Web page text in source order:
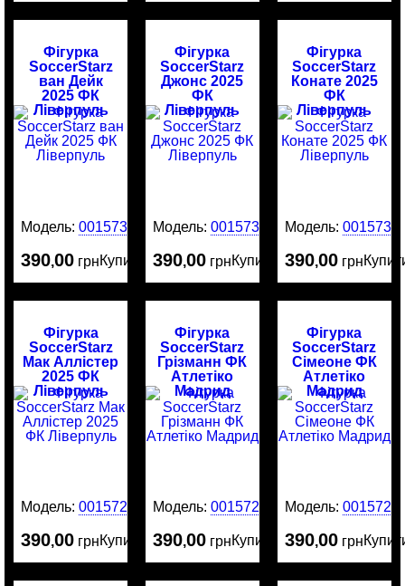
Фігурка
SoccerStarz
ван Дейк
2025 ФК
Ліверпуль
Модель:0015734
390,00 грнКупити
Фігурка
SoccerStarz
Джонс 2025
ФК
Ліверпуль
Модель:0015732
390,00 грнКупити
Фігурка
SoccerStarz
Конате 2025
ФК
Ліверпуль
Модель: 0015731
390,00 грн
Фігурка
SoccerStarz
Мак Аллістер
2025 ФК
Ліверпуль
Модель:0015729
390,00 грнКупити
Фігурка
SoccerStarz
Грізманн ФК
Атлетіко
Мадрид
Модель:0015721
390,00 грнКупити
Фігурка
SoccerStarz
Сімеоне ФК
Атлетіко
Мадрид
Модель: 0015720
390,00 грн